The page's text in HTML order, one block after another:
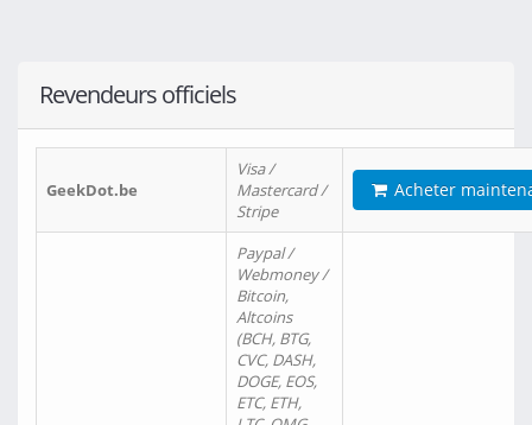
Revendeurs officiels
GeekDot.be
Visa /
Mastercard /
Stripe
Acheter
Paypal /
Webmoney /
Bitcoin,
Altcoins
(BCH, BTG,
CVC, DASH,
DOGE, EOS,
ETC, ETH,